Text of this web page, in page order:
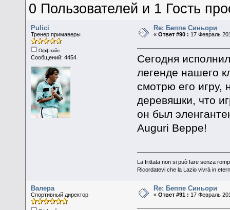
0 Пользователей и 1 Гость
Pulici
Тренер примаверы
Оффлайн
Сообщений: 4454
Re: Беппе Синьори
«Ответ #90 : 17 Февраль
Сегодня
легенде нашего
смотрю его игру,
деревяшки, что
он был
Auguri Beppe!
La frittata non si può fare senza
Ricordatevi che la Lazio vivrà in
Валера
Спортивный директор
Re: Беппе Синьори
«Ответ #91 : 17 Февраль